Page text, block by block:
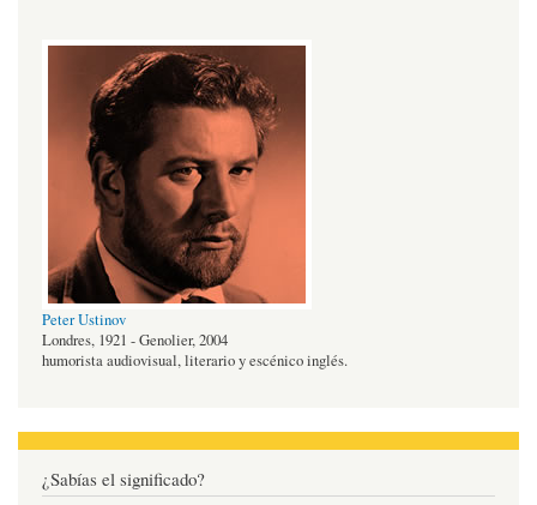
Peter Ustinov
Londres, 1921 - Genolier, 2004
humorista audiovisual, literario y escénico inglés.
¿Sabías el significado?